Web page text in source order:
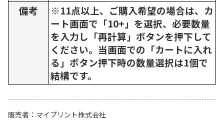
備考
※11点以上、ご購入希望の場合は、カ
ート画面で「10+」を選択、必要数量
を入力し「再計算」ボタンを押下して
ください。当画面での「カートに入れ
る」ボタン押下時の数量選択は1個で
結構です。
販売者
マイプリント株式会社